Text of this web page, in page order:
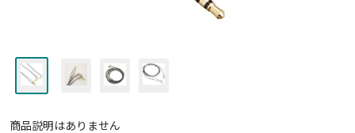
商品説明はありません